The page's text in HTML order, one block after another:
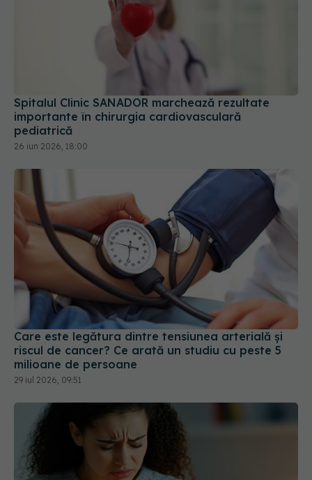
Spitalul Clinic SANADOR marchează rezultate
importante în chirurgia cardiovasculară
Care este legătura dintre tensiunea arterială și
riscul de cancer? Ce arată un studiu cu peste 5
milioane de persoane
29 iul 2026, 09:51